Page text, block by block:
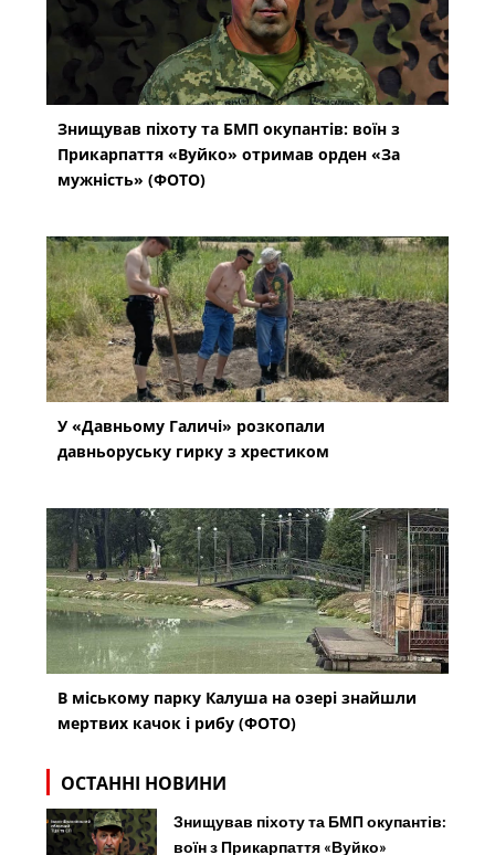
Знищував піхоту та БМП окупантів: воїн з
Прикарпаття «Вуйко» отримав орден «За
мужність» (ФОТО)
У «Давньому Галичі» розкопали
давньоруську гирку з хрестиком
В міському парку Калуша на озері знайшли
мертвих качок і рибу (ФОТО)
ОСТАННІ НОВИНИ
Знищував піхоту та БМП окупантів:
воїн з Прикарпаття «Вуйко»